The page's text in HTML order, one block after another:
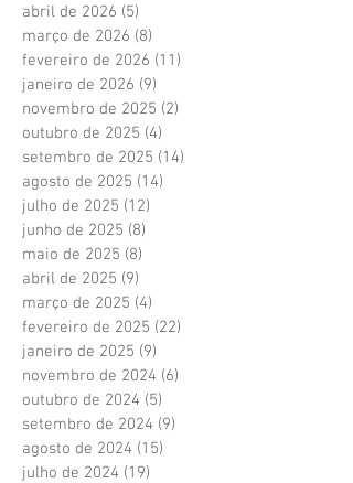
abril de 2026 (5)
março de 2026 (8)
fevereiro de 2026 (11)
janeiro de 2026 (9)
novembro de 2025 (2)
outubro de 2025 (4)
setembro de 2025 (14)
agosto de 2025 (14)
julho de 2025 (12)
junho de 2025 (8)
maio de 2025 (8)
abril de 2025 (9)
março de 2025 (4)
fevereiro de 2025 (22)
janeiro de 2025 (9)
novembro de 2024 (6)
outubro de 2024 (5)
setembro de 2024 (9)
agosto de 2024 (15)
julho de 2024 (19)